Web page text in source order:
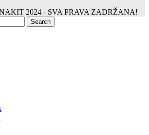
2024 - SVA PRAVA ZADRŽANA!
Search